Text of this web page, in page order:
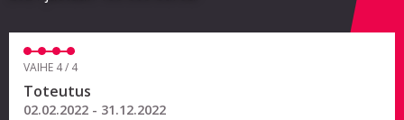
VAIHE 4 / 4
Toteutus
02.02.2022 - 31.12.2022